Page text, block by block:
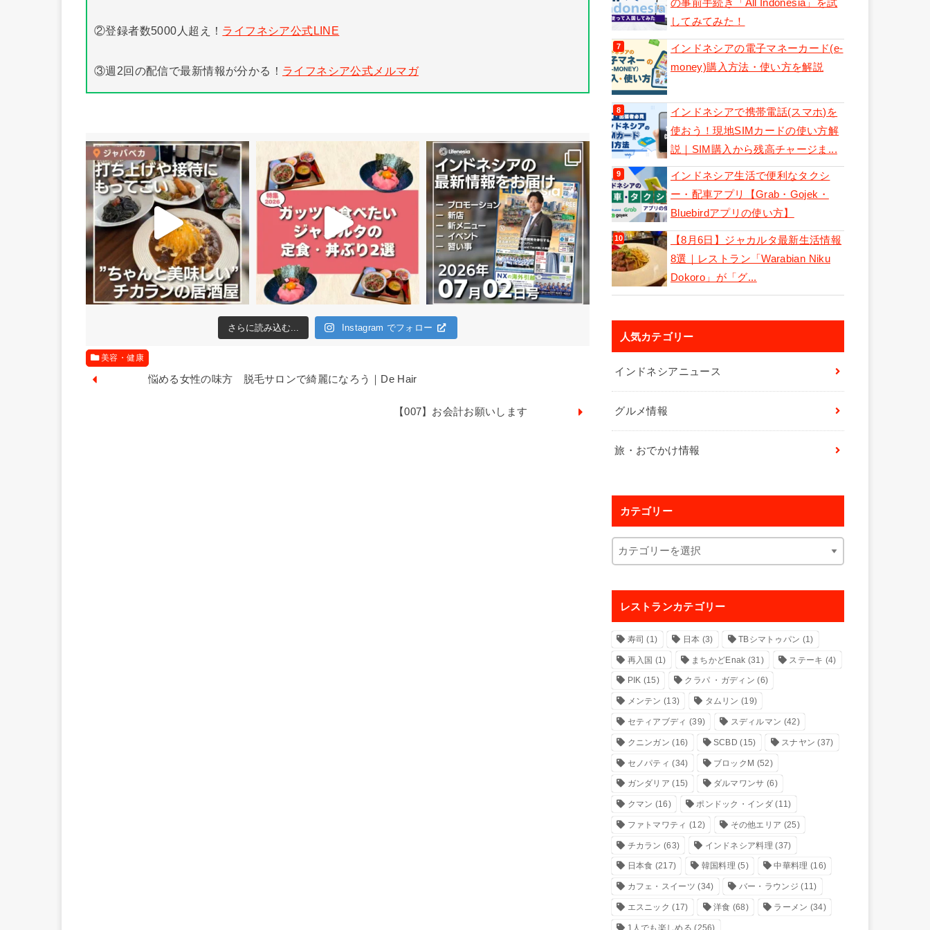
②登録者数5000人超え！ ライフネシア公式LINE
③週2回の配信で最新情報が分かる！ ライフネシア公式メルマガ
さらに読み込む... Instagram でフォロー
美容・健康
悩める女性の味方 脱毛サロンで綺麗になろう｜De Hair
【007】お会計お願いします
の事前手続き「All Indonesia」を試
してみてみた！
インドネシアの電子マネーカード(e-
money)購入方法・使い方を解説
インドネシアで携帯電話(スマホ)を
使おう！現地SIMカードの使い方解
説｜SIM購入から残高チャージま...
インドネシア生活で便利なタクシ
ー・配車アプリ【Grab・Gojek・
Bluebirdアプリの使い方】
【8月6日】ジャカルタ最新生活情報
8選｜レストラン「Warabian Niku
Dokoro」が「グ...
人気カテゴリー
インドネシアニュース
グルメ情報
旅・おでかけ情報
カテゴリー
レストランカテゴリー
寿司 (1) 日本 (3) TBシマトゥパン (1)
再入国 (1) まちかどEnak (31) ステーキ (4)
PIK (15) クラパ ・ガディン (6)
メンテン (13) タムリン (19)
セティアブディ (39) スディルマン (42)
クニンガン (16) SCBD (15) スナヤン (37)
セノパティ (34) ブロックM (52)
ガンダリア (15) ダルマワンサ (6)
クマン (16) ポンドック・インダ (11)
ファトマワティ (12) その他エリア (25)
チカラン (63) インドネシア料理 (37)
日本食 (217) 韓国料理 (5) 中華料理 (16)
カフェ・スイーツ (34) バー・ラウンジ (11)
エスニック (17) 洋食 (68) ラーメン (34)
1人でも楽しめる (256)